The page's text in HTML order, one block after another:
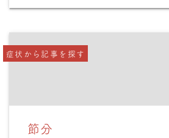
節分
症状から記事を探す